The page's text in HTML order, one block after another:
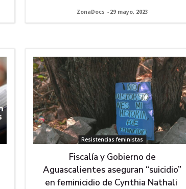
ZonaDocs - 29 mayo, 2023
Resistencias feministas
Fiscalía y Gobierno de
Aguascalientes aseguran “suicidio”
en feminicidio de Cynthia Nathali